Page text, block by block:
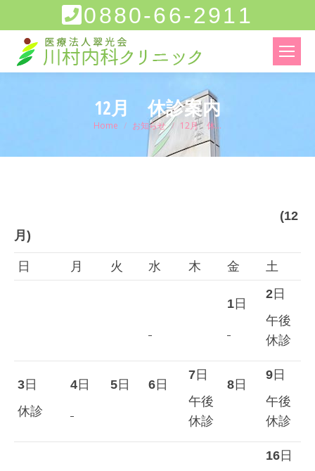
0880-66-2911
12月 休診案内
You are here:
Home お知らせ 12月 休…
(12
月 )
日 月 火 水 木 金 土
1 日
2 日
午後
休診
3 日
休診
4 日 5 日 6 日
7 日
午後
休診
8 日
9 日
午後
休診
16 日